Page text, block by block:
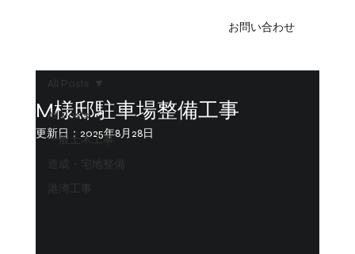
お問い合わせ
All Posts
一般土木工事
造成・宅地整備
港湾工事
All Posts
M様邸駐車場整備工事
更新日： 2025年8月28日